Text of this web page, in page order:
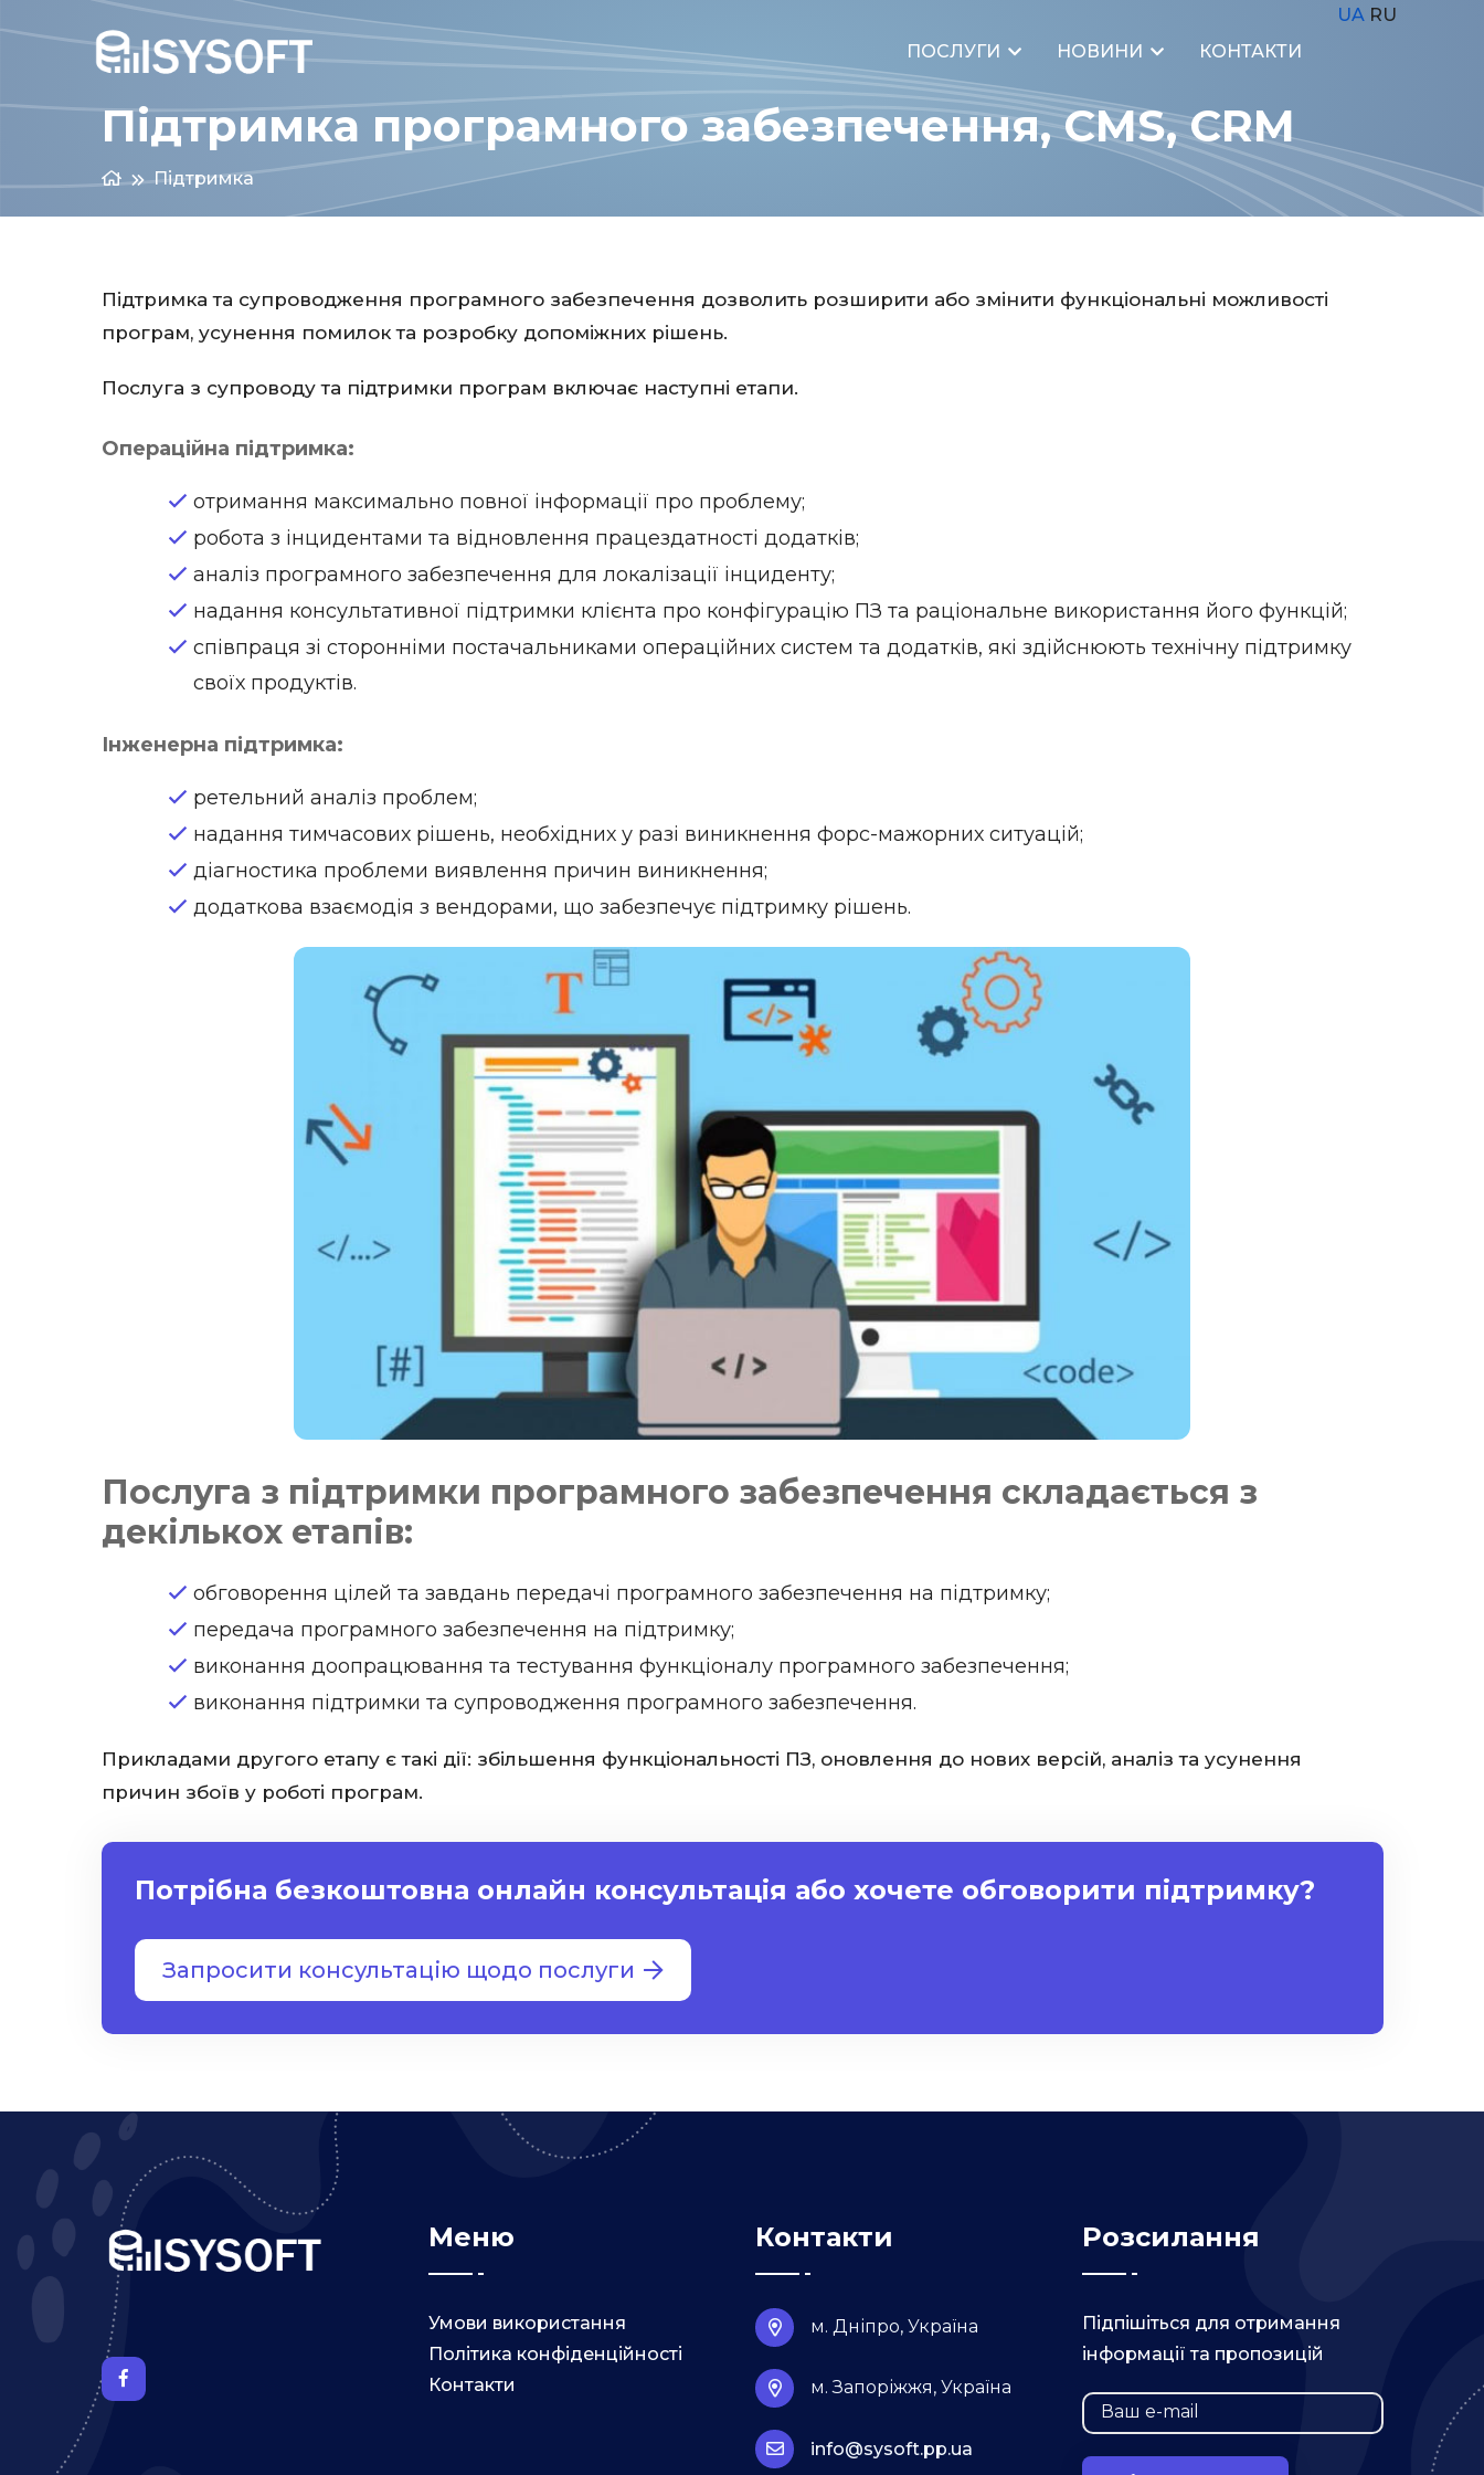
ПОСЛУГИ НОВИНИ КОНТАКТИ
UA RU
Підтримка програмного забезпечення, CMS, CRM
Підтримка
Підтримка та супроводження програмного забезпечення дозволить розширити або змінити функціональні можливості
програм, усунення помилок та розробку допоміжних рішень.
Послуга з супроводу та підтримки програм включає наступні етапи.
Операційна підтримка:
отримання максимально повної інформації про проблему;
робота з інцидентами та відновлення працездатності додатків;
аналіз програмного забезпечення для локалізації інциденту;
надання консультативної підтримки клієнта про конфігурацію ПЗ та раціональне використання його функцій;
співпраця зі сторонніми постачальниками операційних систем та додатків, які здійснюють технічну підтримку
своїх продуктів.
Інженерна підтримка:
ретельний аналіз проблем;
надання тимчасових рішень, необхідних у разі виникнення форс-мажорних ситуацій;
діагностика проблеми виявлення причин виникнення;
додаткова взаємодія з вендорами, що забезпечує підтримку рішень.
Послуга з підтримки програмного забезпечення складається з
декількох етапів:
обговорення цілей та завдань передачі програмного забезпечення на підтримку;
передача програмного забезпечення на підтримку;
виконання доопрацювання та тестування функціоналу програмного забезпечення;
виконання підтримки та супроводження програмного забезпечення.
Прикладами другого етапу є такі дії: збільшення функціональності ПЗ, оновлення до нових версій, аналіз та усунення
причин збоїв у роботі програм.
Потрібна безкоштовна онлайн консультація або хочете обговорити підтримку?
Запросити консультацію щодо послуги
Меню
Умови використання
Політика конфіденційності
Контакти
Контакти
м. Дніпро, Україна
м. Запоріжжя, Україна
info@sysoft.pp.ua
Розсилання
Підпішіться для отримання
інформації та пропозицій